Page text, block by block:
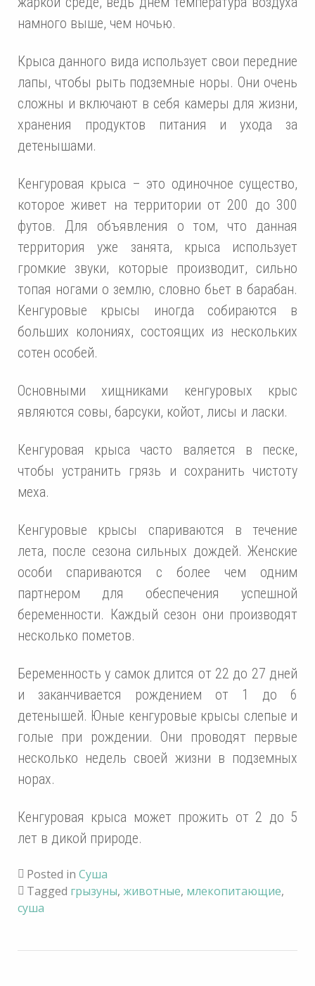
намного выше, чем ночью.
Крыса данного вида использует свои передние
лапы, чтобы рыть подземные норы. Они очень
сложны и включают в себя камеры для жизни,
хранения продуктов питания и ухода за
детенышами.
Кенгуровая крыса – это одиночное существо,
которое живет на территории от 200 до 300
футов. Для объявления о том, что данная
территория уже занята, крыса использует
громкие звуки, которые производит, сильно
топая ногами о землю, словно бьет в барабан.
Кенгуровые крысы иногда собираются в
больших колониях, состоящих из нескольких
сотен особей.
Основными хищниками кенгуровых крыс
являются совы, барсуки, койот, лисы и ласки.
Кенгуровая крыса часто валяется в песке,
чтобы устранить грязь и сохранить чистоту
меха.
Кенгуровые крысы спариваются в течение
лета, после сезона сильных дождей. Женские
особи спариваются с более чем одним
партнером для обеспечения успешной
беременности. Каждый сезон они производят
несколько пометов.
Беременность у самок длится от 22 до 27 дней
и заканчивается рождением от 1 до 6
детенышей. Юные кенгуровые крысы слепые и
голые при рождении. Они проводят первые
несколько недель своей жизни в подземных
норах.
Кенгуровая крыса может прожить от 2 до 5
лет в дикой природе.
Posted in Суша
Tagged грызуны, животные, млекопитающие,
суша